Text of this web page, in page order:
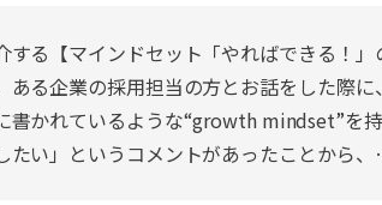
する【マインドセット「やればできる！」
ある企業の採用担当の方とお話をした際に、
書かれているような“growth mindset”を
たい」というコメントがあったことから